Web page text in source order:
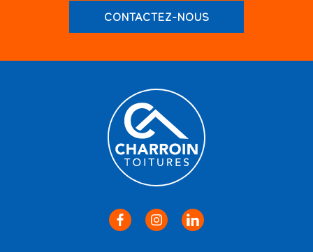
CONTACTEZ-NOUS